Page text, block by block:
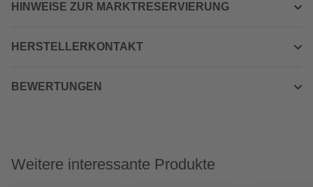
HINWEISE ZUR MARKTRESERVIERUNG
HERSTELLERKONTAKT
BEWERTUNGEN
Weitere interessante Produkte